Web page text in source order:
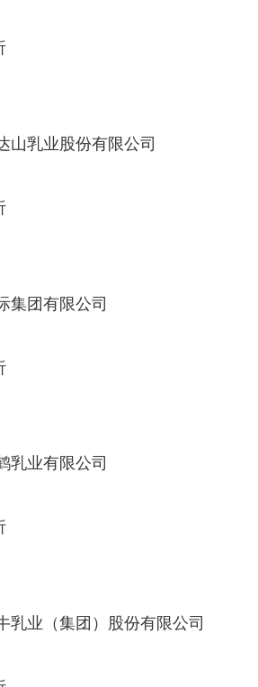
山乳业股份有限公司
集团有限公司
乳业有限公司
乳业（集团）股份有限公司